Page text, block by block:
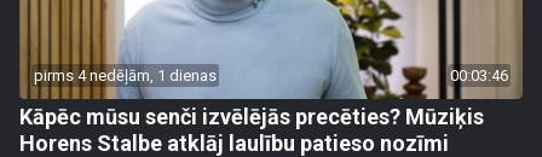
pirms 4 nedēļām, 1 dienas 00:03:46
Kāpēc mūsu senči izvēlējās precēties? Mūziķis
Horens Stalbe atklāj laulību patieso nozīmi